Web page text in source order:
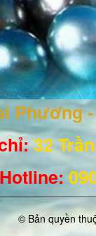
Phương
32
:
© Bản quyền